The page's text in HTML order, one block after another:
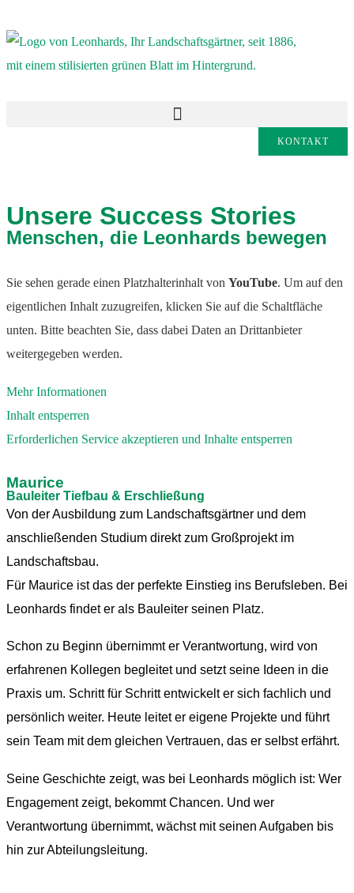
KONTAKT
Unsere Success Stories
Menschen, die Leonhards bewegen
Sie sehen gerade einen Platzhalterinhalt von YouTube. Um auf den
eigentlichen Inhalt zuzugreifen, klicken Sie auf die Schaltfläche
unten. Bitte beachten Sie, dass dabei Daten an Drittanbieter
weitergegeben werden.
Mehr Informationen
Inhalt entsperren
Erforderlichen Service akzeptieren und Inhalte entsperren
Maurice
Bauleiter Tiefbau & Erschließung
Von der Ausbildung zum Landschaftsgärtner und dem
anschließenden Studium direkt zum Großprojekt im
Landschaftsbau.
Für Maurice ist das der perfekte Einstieg ins Berufsleben. Bei
Leonhards findet er als Bauleiter seinen Platz.
Schon zu Beginn übernimmt er Verantwortung, wird von
erfahrenen Kollegen begleitet und setzt seine Ideen in die
Praxis um. Schritt für Schritt entwickelt er sich fachlich und
persönlich weiter. Heute leitet er eigene Projekte und führt
sein Team mit dem gleichen Vertrauen, das er selbst erfährt.
Seine Geschichte zeigt, was bei Leonhards möglich ist: Wer
Engagement zeigt, bekommt Chancen. Und wer
Verantwortung übernimmt, wächst mit seinen Aufgaben bis
hin zur Abteilungsleitung.